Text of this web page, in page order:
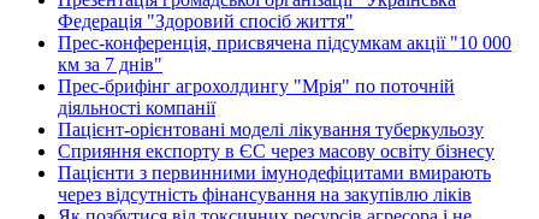
Федерація "Здоровий спосіб життя"
Прес-конференція, присвячена підсумкам акції "10 000
км за 7 днів"
Прес-брифінг агрохолдингу "Мрія" по поточній
діяльності компанії
Пацієнт-орієнтовані моделі лікування туберкульозу
Сприяння експорту в ЄС через масову освіту бізнесу
Пацієнти з первинними імунодефіцитами вмирають
через відсутність фінансування на закупівлю ліків